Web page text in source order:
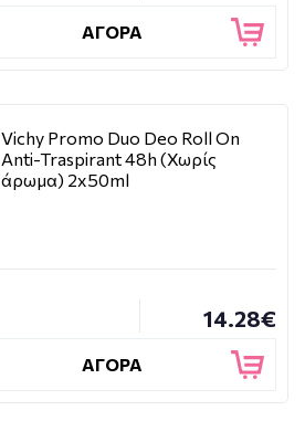
ΑΓΟΡΑ
Vichy Promo Duo Deo Roll On
Anti-Traspirant 48h (Χωρίς
άρωμα) 2x50ml
14.28€
ΑΓΟΡΑ